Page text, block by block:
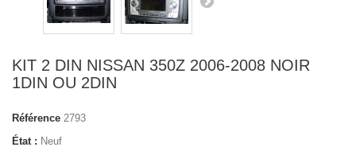
KIT 2 DIN NISSAN 350Z 2006-2008 NOIR
1DIN OU 2DIN
Référence 2793
État : Neuf